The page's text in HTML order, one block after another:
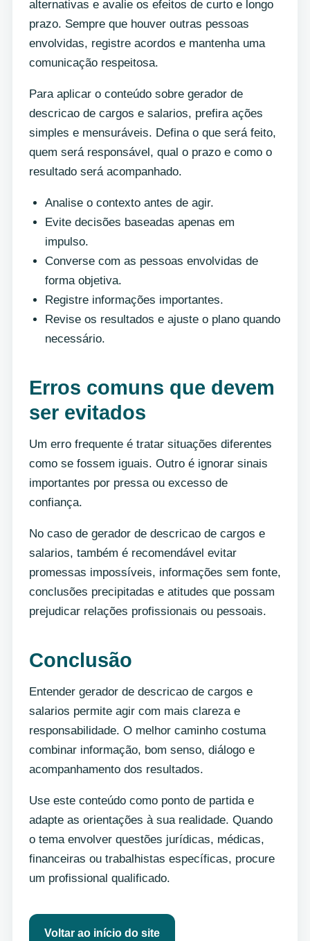
alternativas e avalie os efeitos de curto e longo
prazo. Sempre que houver outras pessoas
envolvidas, registre acordos e mantenha uma
comunicação respeitosa.
Para aplicar o conteúdo sobre gerador de
descricao de cargos e salarios, prefira ações
simples e mensuráveis. Defina o que será feito,
quem será responsável, qual o prazo e como o
resultado será acompanhado.
Analise o contexto antes de agir.
Evite decisões baseadas apenas em
impulso.
Converse com as pessoas envolvidas de
forma objetiva.
Registre informações importantes.
Revise os resultados e ajuste o plano quando
necessário.
Erros comuns que devem
ser evitados
Um erro frequente é tratar situações diferentes
como se fossem iguais. Outro é ignorar sinais
importantes por pressa ou excesso de
confiança.
No caso de gerador de descricao de cargos e
salarios, também é recomendável evitar
promessas impossíveis, informações sem fonte,
conclusões precipitadas e atitudes que possam
prejudicar relações profissionais ou pessoais.
Conclusão
Entender gerador de descricao de cargos e
salarios permite agir com mais clareza e
responsabilidade. O melhor caminho costuma
combinar informação, bom senso, diálogo e
acompanhamento dos resultados.
Use este conteúdo como ponto de partida e
adapte as orientações à sua realidade. Quando
o tema envolver questões jurídicas, médicas,
financeiras ou trabalhistas específicas, procure
um profissional qualificado.
Voltar ao início do site